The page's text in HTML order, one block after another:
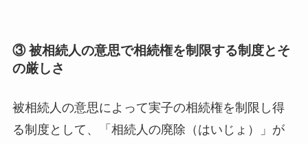
③ 被相続人の意思で相続権を制限する制度とそ
の厳しさ
被相続人の意思によって実子の相続権を制限し得
る制度として、「相続人の廃除（はいじょ）」が